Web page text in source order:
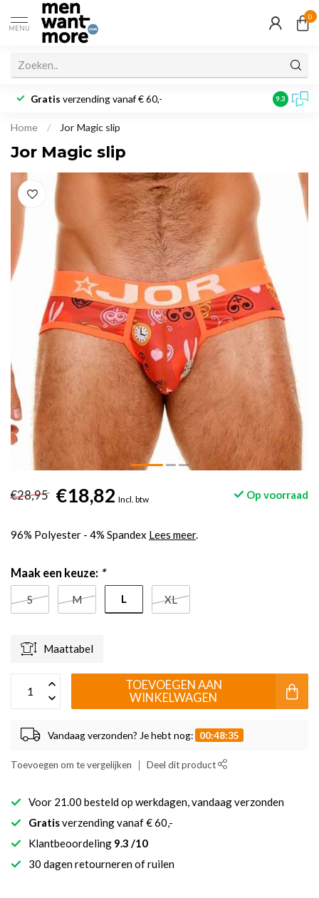
MENU
0
Gratis verzending vanaf € 60,- 9.3
Home / Jor Magic slip
Jor Magic slip
€28,95 €18,82 Incl. btw Op voorraad
96% Polyester - 4% Spandex Lees meer.
Maak een keuze: *
S M L XL
Maattabel
TOEVOEGEN AAN
WINKELWAGEN
Vandaag verzonden? Je hebt nog: 00:48:34
Toevoegen om te vergelijken Deel dit product
Voor 21.00 besteld op werkdagen, vandaag verzonden
Gratisverzending vanaf € 60,-
Klantbeoordeling 9.3 /10
30 dagen retourneren of ruilen